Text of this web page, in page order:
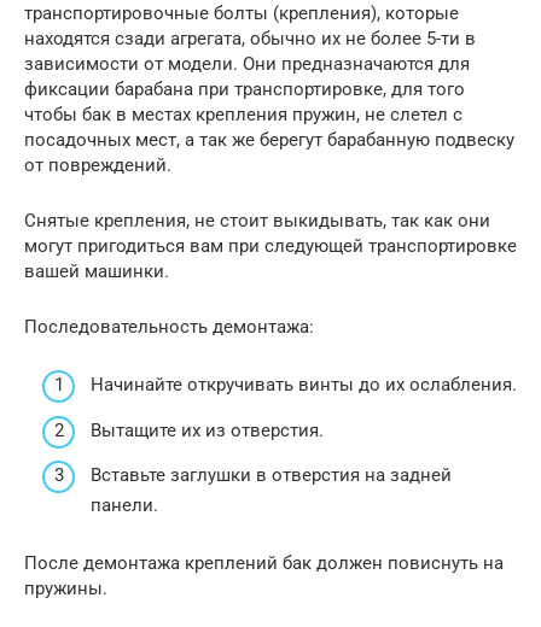
транспортировочные болты (крепления), которые
находятся сзади агрегата, обычно их не более 5-ти в
зависимости от модели. Они предназначаются для
фиксации барабана при транспортировке, для того
чтобы бак в местах крепления пружин, не слетел с
посадочных мест, а так же берегут барабанную подвеску
от повреждений.
Снятые крепления, не стоит выкидывать, так как они
могут пригодиться вам при следующей транспортировке
вашей машинки.
Последовательность демонтажа:
Начинайте откручивать винты до их ослабления.
Вытащите их из отверстия.
Вставьте заглушки в отверстия на задней
панели.
После демонтажа креплений бак должен повиснуть на
пружины.